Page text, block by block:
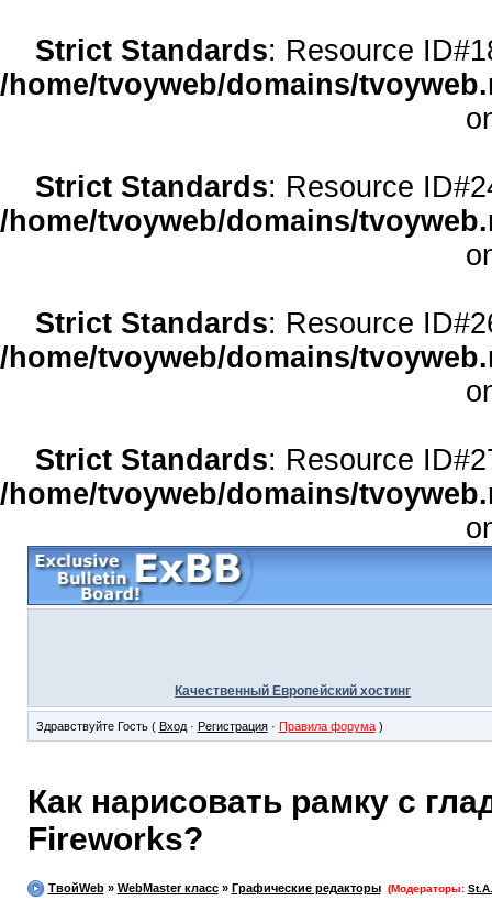
Strict Standards: Resource
/home/tvoyweb/domains/
Strict Standards: Resource
/home/tvoyweb/domains/
Strict Standards: Resource
/home/tvoyweb/domains/
Strict Standards: Resource
/home/tvoyweb/domains/
Качественный Европейский хостинг
Здравствуйте Гость ( Вход· Регистрация· Правила форума)
Как нарисовать рамку с
Fireworks?
ТвойWeb» WebMaster класс» Графические редакторы (Модераторы: